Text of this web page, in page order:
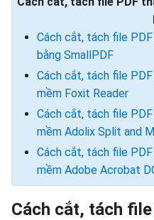
Cách cắt, tách file
bằng SmallPDF
Cách cắt, tách file
mềm Foxit Reader
Cách cắt, tách file
mềm Adolix Split and
Cách cắt, tách file
mềm Adobe Acrobat
Cách cắt, tách